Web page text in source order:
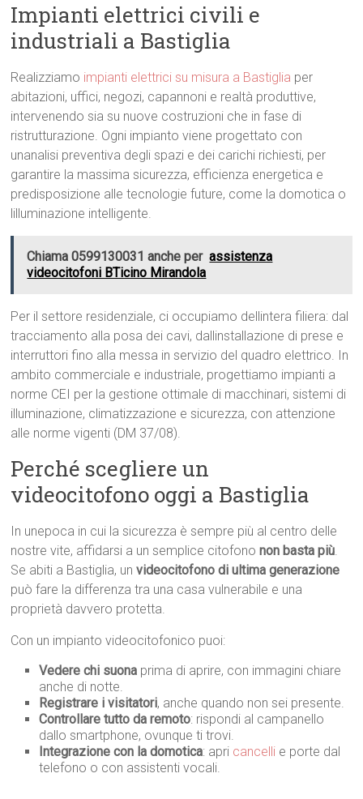
Impianti elettrici civili e
industriali a Bastiglia
Realizziamo impianti elettrici su misura a Bastiglia per
abitazioni, uffici, negozi, capannoni e realtà produttive,
intervenendo sia su nuove costruzioni che in fase di
ristrutturazione. Ogni impianto viene progettato con
unanalisi preventiva degli spazi e dei carichi richiesti, per
garantire la massima sicurezza, efficienza energetica e
predisposizione alle tecnologie future, come la domotica o
lilluminazione intelligente.
Chiama 0599130031 anche per assistenza
videocitofoni BTicino Mirandola
Per il settore residenziale, ci occupiamo dellintera filiera: dal
tracciamento alla posa dei cavi, dallinstallazione di prese e
interruttori fino alla messa in servizio del quadro elettrico. In
ambito commerciale e industriale, progettiamo impianti a
norme CEI per la gestione ottimale di macchinari, sistemi di
illuminazione, climatizzazione e sicurezza, con attenzione
alle norme vigenti (DM 37/08).
Perché scegliere un
videocitofono oggi a Bastiglia
In unepoca in cui la sicurezza è sempre più al centro delle
nostre vite, affidarsi a un semplice citofononon basta più.
Se abiti a Bastiglia, unvideocitofono di ultima generazione
può fare la differenza tra una casa vulnerabile e una
proprietà davvero protetta.
Con un impianto videocitofonico puoi:
Vedere chi suona prima di aprire, con immagini chiare
anche di notte.
Registrare i visitatori, anche quando non sei presente.
Controllare tutto da remoto: rispondi al campanello
dallo smartphone, ovunque ti trovi.
Integrazione con la domotica: apri cancelli e porte dal
telefono o con assistenti vocali.